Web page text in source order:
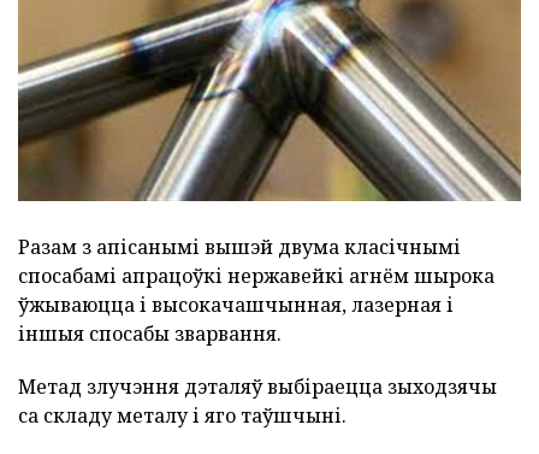
Разам з апісанымі вышэй двума класічнымі
спосабамі апрацоўкі нержавейкі агнём шырока
ўжываюцца і высокачашчынная, лазерная і
іншыя спосабы зварвання.
Метад злучэння дэталяў выбіраецца зыходзячы
са складу металу і яго таўшчыні.